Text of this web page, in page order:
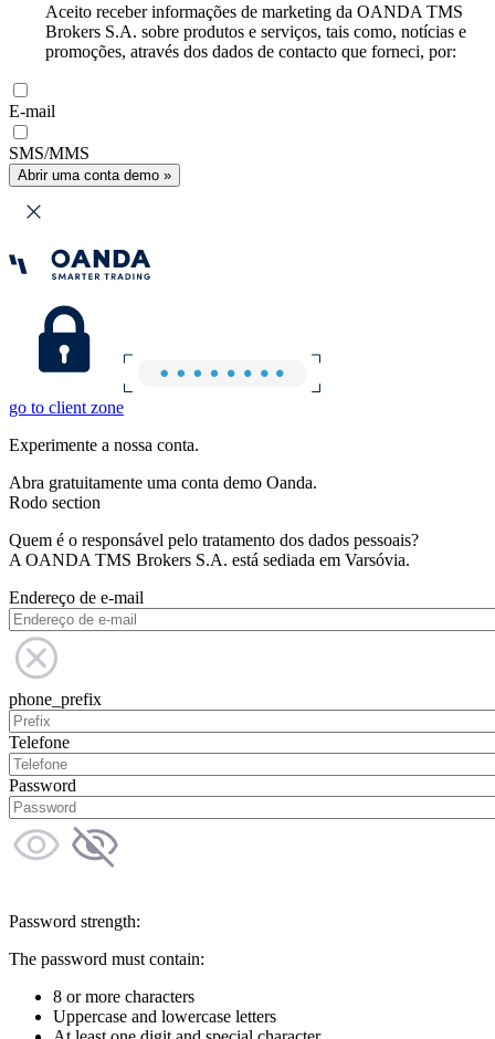
Aceito receber informações de marketing da OANDA TMS
Brokers S.A. sobre produtos e serviços, tais como, notícias e
promoções, através dos dados de contacto que forneci, por:
E-mail
SMS/MMS
Abrir uma conta demo »
go to client zone
Experimente a nossa conta.
Abra gratuitamente uma conta demo Oanda.
Rodo section
Quem é o responsável pelo tratamento dos dados pessoais?
A OANDA TMS Brokers S.A. está sediada em Varsóvia.
Endereço de e-mail
phone_prefix
Telefone
Password
Password strength:
The password must contain:
8 or more characters
Uppercase and lowercase letters